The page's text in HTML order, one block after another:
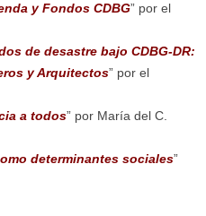
y Fondos CDBG” por el
de desastre bajo CDBG-DR:
y Arquitectos” por el
a todos” por María del C.
determinantes sociales”